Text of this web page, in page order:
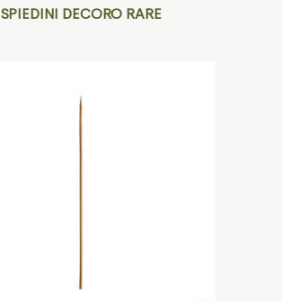
SPIEDINI DECORO RARE